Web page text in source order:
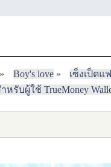
» Boy's love»
เซ็งเป็ด
รับผู้ใช้ TrueMoney